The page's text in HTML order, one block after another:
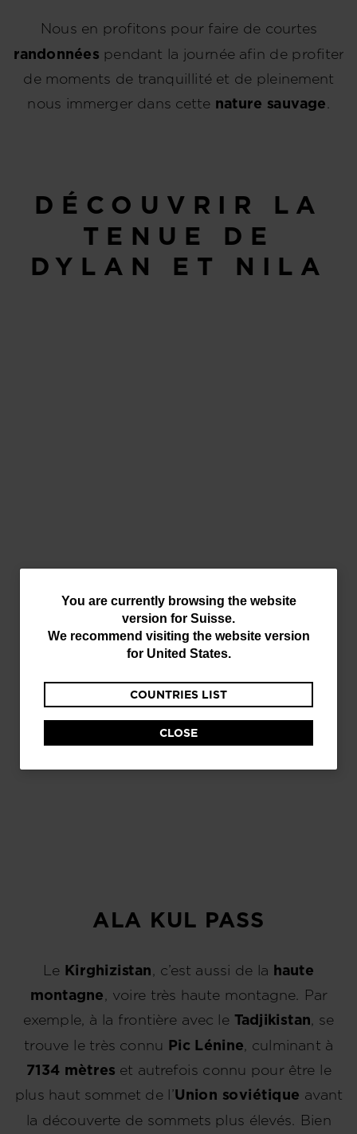
You
are
website
version
for
website
for
United
States .
You are currently browsing the website
version for Suisse.
We recommend visiting the website version
for United States.
COUNTRIES LIST
CLOSE
Nous en profitons pour faire de courtes
randonnées pendant la journée afin de profiter
de moments de tranquillité et de pleinement
nous immerger dans cette nature sauvage.
ALA KUL PASS
Le Kirghizistan, c’est aussi de la haute
montagne, voire très haute montagne. Par
exemple, à la frontière avec le Tadjikistan, se
trouve le très connu Pic Lénine, culminant à
7134 mètres et autrefois connu pour être le
plus haut sommet de l’Union soviétique avant
la découverte de sommets plus élevés. Bien
DÉCOUVRIR LA
TENUE DE
DYLAN ET NILA